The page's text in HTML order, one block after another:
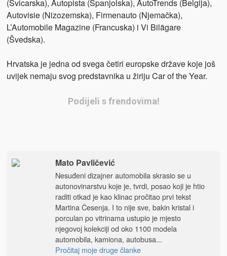
(Švicarska), Autopista (Španjolska), AutoTrends (Belgija),
Autovisie (Nizozemska), Firmenauto (Njemačka),
L’Automobile Magazine (Francuska) i Vi Bilägare
(Švedska).
Hrvatska je jedna od svega četiri europske države koje još
uvijek nemaju svog predstavnika u žiriju Car of the Year.
Podijeli s frendovima!
Mato Pavličević
Nesuđeni dizajner automobila skrasio se u
autonovinarstvu koje je, tvrdi, posao koji je htio
raditi otkad je kao klinac pročitao prvi tekst
Martina Česenja. I to nije sve, bakin kristal i
porculan po vitrinama ustupio je mjesto
njegovoj kolekciji od oko 1100 modela
automobila, kamiona, autobusa...
Pročitaj moje druge članke